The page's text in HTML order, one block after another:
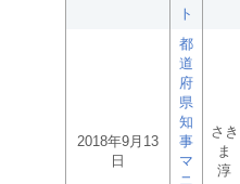
ト
2018年9月13
日
都
道
府
県
知
事
マ
ニ
さき
ま
淳